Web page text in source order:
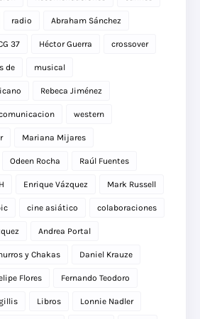
radio Abraham Sánchez
37 Héctor Guerra crossover
de musical
Rebeca Jiménez
western
Mariana Mijares
Odeen Rocha Raúl Fuentes
Enrique Vázquez Mark Russell
cine asiático colaboraciones
Andrea Portal
y Chakas Daniel Krauze
Flores Fernando Teodoro
Libros Lonnie Nadler